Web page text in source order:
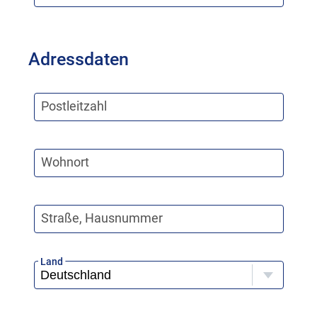
Adressdaten
Postleitzahl
Wohnort
Straße, Hausnummer
Land